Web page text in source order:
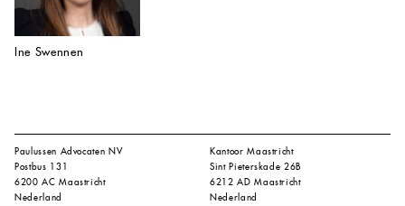
Ine Swennen
Paulussen Advocaten NV
Postbus 131
6200 AC Maastricht
Nederland
Kantoor Maastricht
Sint Pieterskade 26B
6212 AD Maastricht
Nederland